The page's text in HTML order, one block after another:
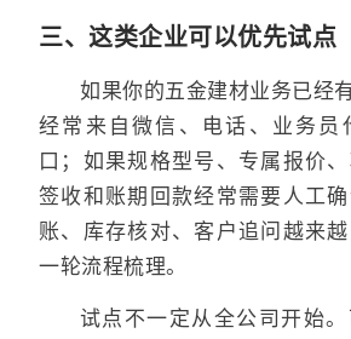
三、这类企业可以优先试点
如果你的五金建材业务已经
经常来自微信、电话、业务员
口；如果规格型号、专属报价
签收和账期回款经常需要人工
账、库存核对、客户追问越来
一轮流程梳理。
试点不一定从全公司开始